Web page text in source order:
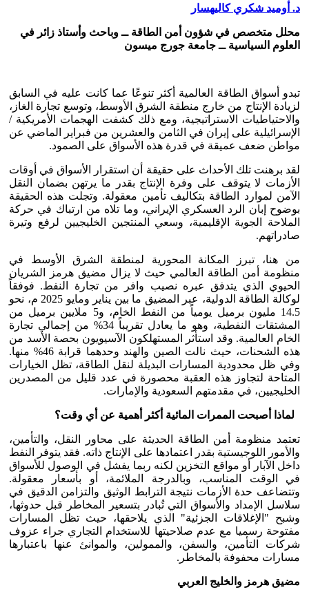
د. أوميد شكري كاليهسار
محلل متخصص في شؤون أمن الطاقة ــ وباحث وأستاذ زائر في
العلوم السياسية ــ جامعة جورج ميسون
تبدو أسواق الطاقة العالمية أكثر تنوعًا عما كانت عليه في السابق
لزيادة الإنتاج من خارج منطقة الشرق الأوسط، وتوسع تجارة الغاز،
والاحتياطيات الاستراتيجية، ومع ذلك كشفت الهجمات الأمريكية /
الإسرائيلية على إيران في الثامن والعشرين من فبراير الماضي عن
مواطن ضعف عميقة في قدرة هذه الأسواق على الصمود.
لقد برهنت تلك الأحداث على حقيقة أن استقرار الأسواق في أوقات
الأزمات لا يتوقف على وفرة الإنتاج بقدر ما يرتهن بضمان النقل
الآمن لموارد الطاقة بتكاليف تأمين معقولة. وتجلت هذه الحقيقة
بوضوح إبان الرد العسكري الإيراني، وما تلاه من ارتباك في حركة
الملاحة الجوية الإقليمية، وسعي المنتجين الخليجيين لرفع وتيرة
صادراتهم.
من هنا، تبرز المكانة المحورية لمنطقة الشرق الأوسط في
منظومة أمن الطاقة العالمي حيث لا يزال مضيق هرمز الشريان
الحيوي الذي يتدفق عبره نصيب وافر من تجارة النفط. فوفقاً
لوكالة الطاقة الدولية، عبر المضيق ما بين يناير ومايو 2025 م، نحو
14.5 مليون برميل يومياً من النفط الخام، و5 ملايين برميل من
المشتقات النفطية، وهو ما يعادل تقريباً 34% من إجمالي تجارة
الخام العالمية. وقد استأثر المستهلكون الآسيويون بحصة الأسد من
هذه الشحنات، حيث نالت الصين والهند وحدهما قرابة 46% منها.
وفي ظل محدودية المسارات البديلة لنقل الطاقة، تظل الخيارات
المتاحة لتجاوز هذه العقبة محصورة في عدد قليل من المصدرين
الخليجيين، في مقدمتهم السعودية والإمارات.
لماذا أصبحت الممرات المائية أكثر أهمية عن أي وقت؟
تعتمد منظومة أمن الطاقة الحديثة على محاور النقل، والتأمين،
والأمور اللوجيستية بقدر اعتمادها على الإنتاج ذاته. فقد يتوفر النفط
داخل الآبار أو مواقع التخزين لكنه ربما يفشل في الوصول للأسواق
في الوقت المناسب، وبالدرجة الملائمة، أو بأسعار معقولة.
وتتضاعف حدة الأزمات نتيجة الترابط الوثيق والتزامن الدقيق في
سلاسل الإمداد والأسواق التي تُبادر بتسعير المخاطر قبل حدوثها،
وشبح "الإغلاقات الجزئية" الذي يلاحقها، حيث تظل المسارات
مفتوحة رسميا مع عدم صلاحيتها للاستخدام التجاري جراء عزوف
شركات التأمين، والسفن، والممولين، والموانئ عنها باعتبارها
مسارات محفوفة بالمخاطر.
مضيق هرمز والخليج العربي